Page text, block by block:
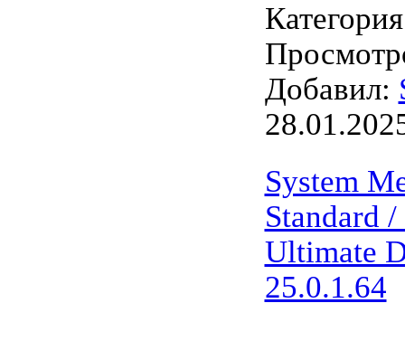
Добавил:
System
Standard
Ultimate
25.0.1.64